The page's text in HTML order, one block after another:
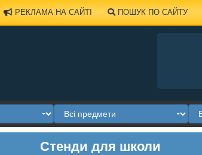
РЕКЛАМА НА САЙТІ ПОШУК ПО САЙТУ
Стенди для школи